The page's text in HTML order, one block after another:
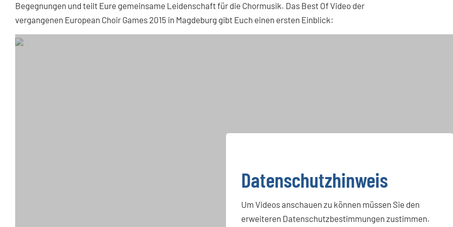
Begegnungen und teilt Eure gemeinsame Leidenschaft für die Chormusik. Das Best Of Video der
vergangenen European Choir Games 2015 in Magdeburg gibt Euch einen ersten Einblick:
Datenschutzhinweis
Um Videos anschauen zu können müssen Sie den
erweiteren Datenschutzbestimmungen zustimmen.